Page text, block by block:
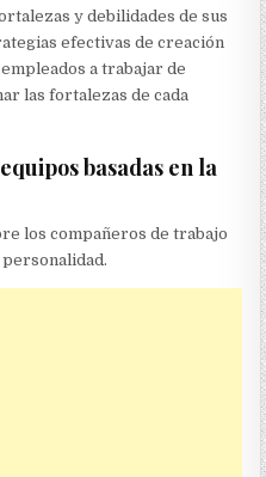
y debilidades de sus
efectivas de creación
a trabajar de
las fortalezas de cada
basadas en la
los compañeros de trabajo